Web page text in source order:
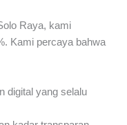
Raya, kami
Kami percaya bahwa
digital yang selalu